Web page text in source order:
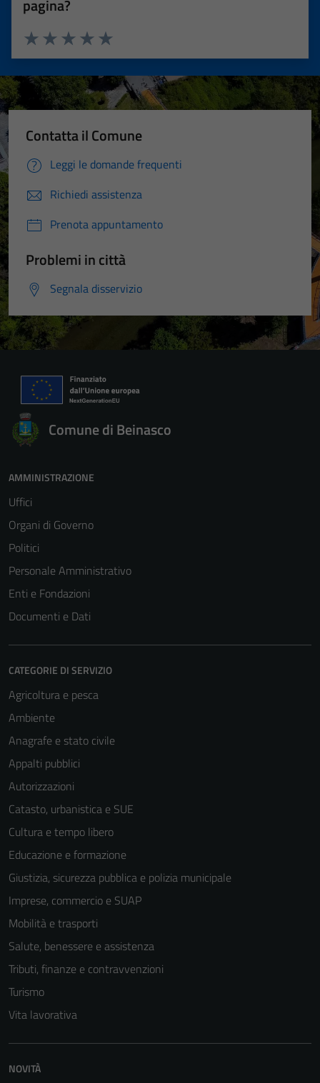
pagina?
Valuta 5 stelle su 5
Valuta 4 stelle su 5
Valuta 3 stelle su 5
Valuta 2 stelle su 5
Valuta 1 stelle su 5
Contatta il Comune
Leggi le domande frequenti
Richiedi assistenza
Prenota appuntamento
Problemi in città
Segnala disservizio
Comune di Beinasco
AMMINISTRAZIONE
Uffici
Organi di Governo
Politici
Personale Amministrativo
Enti e Fondazioni
Documenti e Dati
CATEGORIE DI SERVIZIO
Agricoltura e pesca
Ambiente
Anagrafe e stato civile
Appalti pubblici
Autorizzazioni
Catasto, urbanistica e SUE
Cultura e tempo libero
Educazione e formazione
Giustizia, sicurezza pubblica e polizia municipale
Imprese, commercio e SUAP
Mobilità e trasporti
Salute, benessere e assistenza
Tributi, finanze e contravvenzioni
Turismo
Vita lavorativa
NOVITÀ